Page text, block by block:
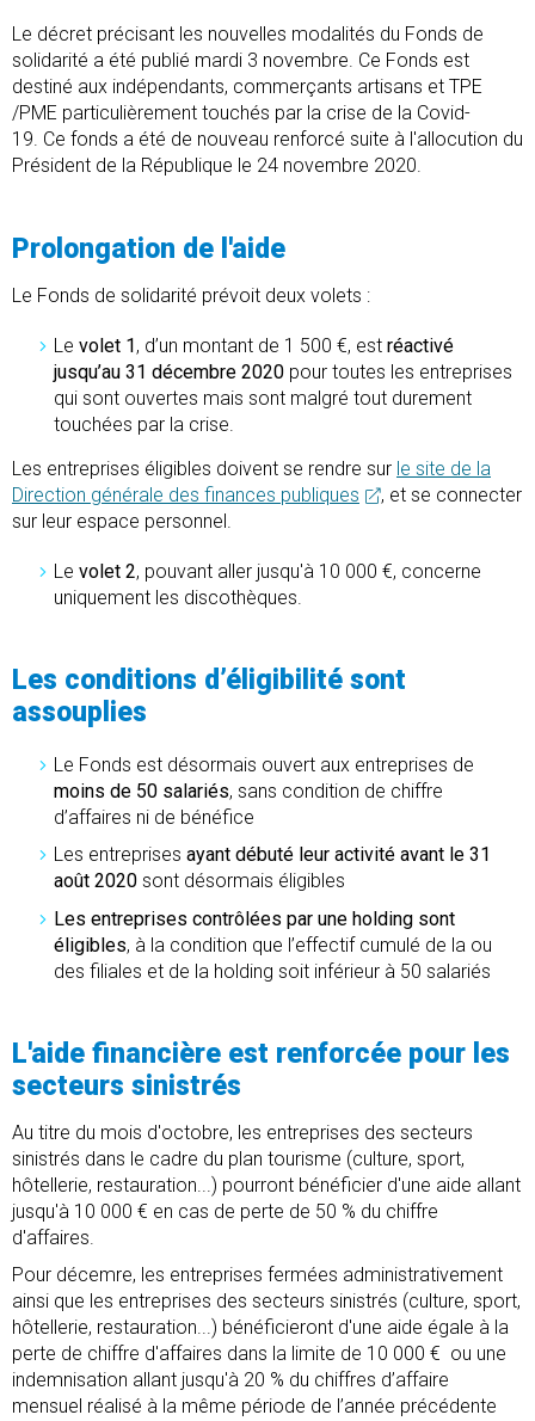
Le décret précisant les nouvelles modalités du Fonds de
solidarité a été publié mardi 3 novembre. Ce Fonds est
destiné aux indépendants, commerçants artisans et TPE
/PME particulièrement touchés par la crise de la Covid-
19. Ce fonds a été de nouveau renforcé suite à l'allocution du
Président de la République le 24 novembre 2020.
Prolongation de l'aide
Le Fonds de solidarité prévoit deux volets :
Le volet 1, d’un montant de 1 500 €, est réactivé
jusqu’au 31 décembre 2020 pour toutes les entreprises
qui sont ouvertes mais sont malgré tout durement
touchées par la crise.
Les entreprises éligibles doivent se rendre sur le site de la
Direction générale des finances publiques
, et se connecter
sur leur espace personnel.
Le volet 2, pouvant aller jusqu'à 10 000 €, concerne
uniquement les discothèques.
Les conditions d’éligibilité sont
assouplies
Le Fonds est désormais ouvert aux entreprises de
moins de 50 salariés, sans condition de chiffre
d’affaires ni de bénéfice
Les entreprises ayant débuté leur activité avant le 31
août 2020 sont désormais éligibles
Les entreprises contrôlées par une holding sont
éligibles, à la condition que l’effectif cumulé de la ou
des filiales et de la holding soit inférieur à 50 salariés
L'aide financière est renforcée pour les
secteurs sinistrés
Au titre du mois d'octobre, les entreprises des secteurs
sinistrés dans le cadre du plan tourisme (culture, sport,
hôtellerie, restauration...) pourront bénéficier d'une aide allant
jusqu'à 10 000 € en cas de perte de 50 % du chiffre
d'affaires.
Pour décemre, les entreprises fermées administrativement
ainsi que les entreprises des secteurs sinistrés (culture, sport,
hôtellerie, restauration...) bénéficieront d'une aide égale à la
perte de chiffre d'affaires dans la limite de 10 000 € ou une
indemnisation allant jusqu'à 20 % du chiffres d’affaire
mensuel réalisé à la même période de l’année précédente